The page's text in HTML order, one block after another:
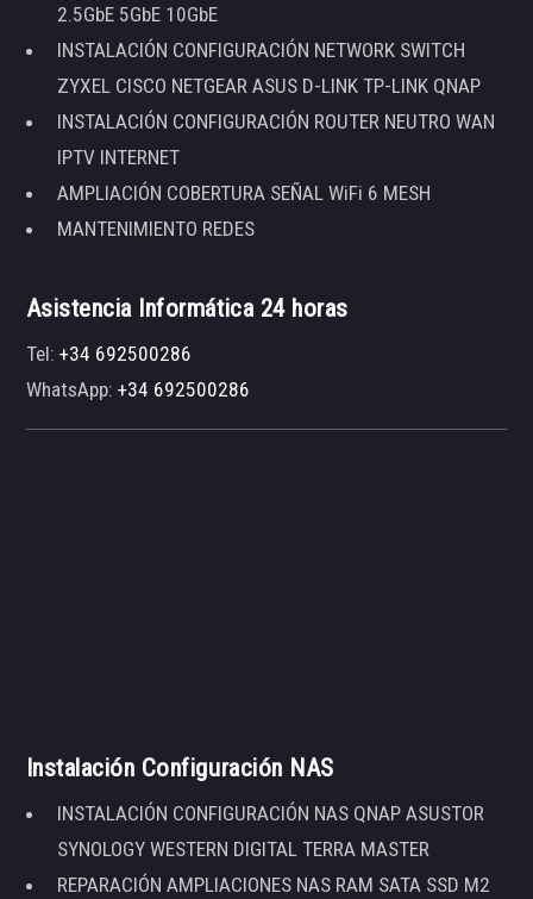
2.5GbE 5GbE 10GbE
INSTALACIÓN CONFIGURACIÓN NETWORK SWITCH
ZYXEL CISCO NETGEAR ASUS D-LINK TP-LINK QNAP
INSTALACIÓN CONFIGURACIÓN ROUTER NEUTRO WAN
IPTV INTERNET
AMPLIACIÓN COBERTURA SEÑAL WiFi 6 MESH
MANTENIMIENTO REDES
Asistencia Informática 24 horas
Tel:+34 692500286
WhatsApp:+34 692500286
Instalación Configuración NAS
INSTALACIÓN CONFIGURACIÓN NAS QNAP ASUSTOR
SYNOLOGY WESTERN DIGITAL TERRA MASTER
REPARACIÓN AMPLIACIONES NAS RAM SATA SSD M2